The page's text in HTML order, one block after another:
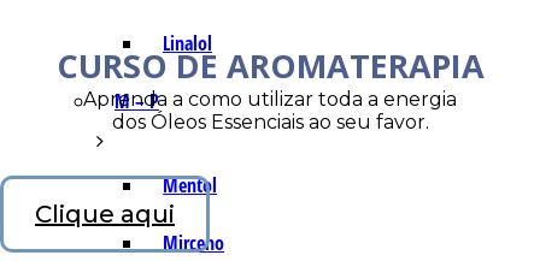
Linalol
M – P
Mentol
Mirceno
CURSO DE AROMATERAPIA
Aprenda a como utilizar toda a energia
dos Óleos Essenciais ao seu favor.
Clique aqui